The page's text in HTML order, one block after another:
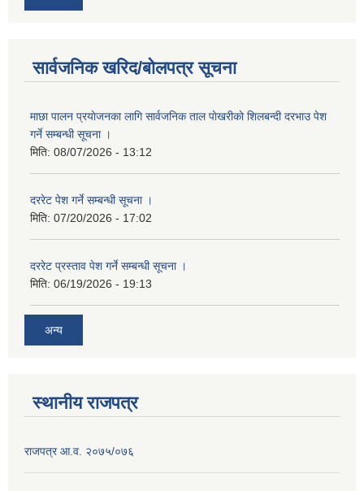
सार्वजनिक खरिद/बोलपत्र सूचना
माछा पालन प्रयाेजनका लागि सार्वजनिक ताल पाेखरीकाे शिलबन्दी दरभाउ पेश
गर्ने सम्बन्धी सूचना ।
मिति: 08/07/2026 - 13:12
दररेट पेश गर्ने सम्बन्धी सूचना ।
मिति: 07/20/2026 - 17:02
दररेट प्रस्ताव पेश गर्ने सम्बन्धी सूचना ।
मिति: 06/19/2026 - 19:13
अन्य
स्थानीय राजपत्र
राजपत्र आ.व. २०७५/०७६